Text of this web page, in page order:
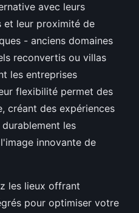
avec leurs
et leur proximité de
- anciens domaines
reconvertis ou villas
les entreprises
flexibilité permet des
créant des expériences
les
innovante de
les lieux offrant
pour optimiser votre